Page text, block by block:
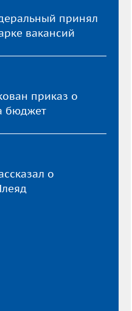
принял
вакансий
приказ о
бюджет
о